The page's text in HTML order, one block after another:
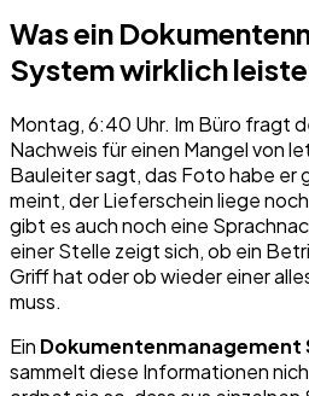
Was ein
System wirklich
Montag, 6:40 Uhr. Im Büro fragt
Nachweis für einen Mangel von
Bauleiter sagt, das Foto habe er
meint, der Lieferschein liege
gibt es auch noch eine
einer Stelle zeigt sich, ob ein
Griff hat oder ob wieder einer
muss.
Ein Dokumentenmanagement
sammelt diese Informationen